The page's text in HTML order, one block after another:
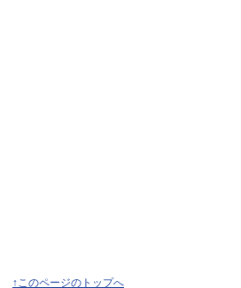
↑このページのトップへ